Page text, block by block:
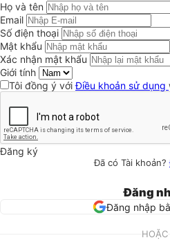
Họ và tên
Email
Số điện thoại
Mật khẩu
Xác nhận mật khẩu
Giới tính
Tôi đồng ý vớiĐiều khoản sử dụng
Đăng ký
Đã có Tài khoản?
Đăng
Đăng nhập
HOẶC